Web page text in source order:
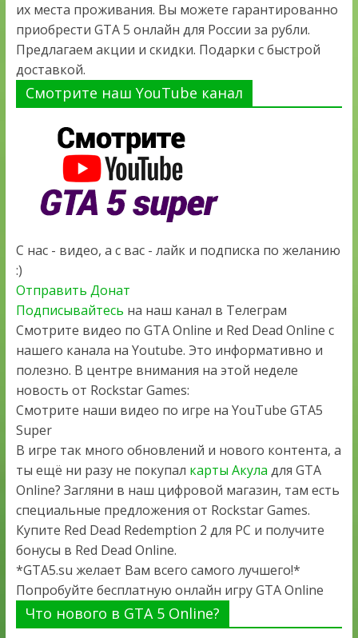
их места проживания. Вы можете гарантированно
приобрести GTA 5 онлайн для России за рубли.
Предлагаем акции и скидки. Подарки с быстрой
доставкой.
Смотрите наш YouTube канал
С нас - видео, а с вас - лайк и подписка по желанию
:)
Отправить Донат
Подписывайтесь на наш канал в Телеграм
Смотрите видео по GTA Online и Red Dead Online с
нашего канала на Youtube. Это информативно и
полезно. В центре внимания на этой неделе
новость от Rockstar Games:
Смотрите наши видео по игре на YouTube GTA5
Super
В игре так много обновлений и нового контента, а
ты ещё ни разу не покупал карты Акула для GTA
Online? Загляни в наш цифровой магазин, там есть
специальные предложения от Rockstar Games.
Купите Red Dead Redemption 2 для PC и получите
бонусы в Red Dead Online.
*GTA5.su желает Вам всего самого лучшего!*
Попробуйте бесплатную онлайн игру GTA Online
Что нового в GTA 5 Online?